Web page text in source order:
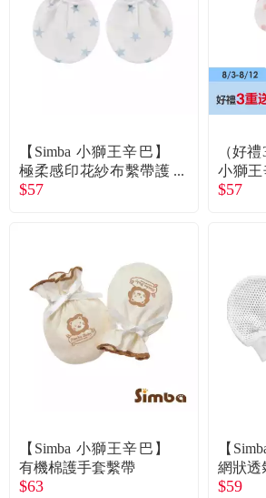
寵物
優惠活動
關於我們
購物流程
會員專區
折價券、紅利說明
登入
【Simba 小獅王辛巴】
極柔感印花紗布繫帶護
手套好自藍
$57
（好
小獅
花紗布
$57
【Simba 小獅王辛巴】
有機棉護手套繫帶
$63
【
網狀透
$59